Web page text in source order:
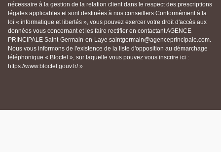
nécessaire à la gestion de la relation client dans le respect des prescriptions
légales applicables et sont destinées à nos conseillers Conformément à la
loi « informatique et libertés », vous pouvez exercer votre droit d'accès aux
données vous concernant et les faire rectifier en contactant AGENCE
PRINCIPALE Saint-Germain-en-Laye saintgermain@agenceprincipale.com.
Nous vous informons de l'existence de la liste d'opposition au démarchage
téléphonique « Bloctel », sur laquelle vous pouvez vous inscrire ici :
https://www.bloctel.gouv.fr/ »